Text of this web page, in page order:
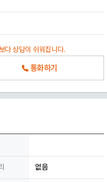
다 상담이 쉬워집니다.
통화하기
없음